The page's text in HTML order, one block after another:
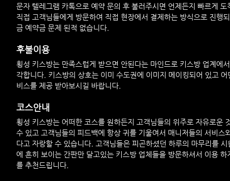
문자 텔레그램 카톡으로 예약 문의 후 불러주시면 언제든지 빠르게
직접 고객님들에게 방문하여 직접 현장에서 결제하는 방식으로 진행
금 예약금 문제 된적 없습니다.
후불이용
횡성 키스방는 만족스럽게 받으면 안된다는 마인드로 키스방 업계에
각합니다. 키스방의 상호는 이미 수도권에 이미지 메이킹되어 있고
비스를 제공 받아보시길 바랍니다.
코스안내
횡성 키스방는 어떠한 코스를 원하든지 고객님들의 위주로 자유로운
수 있고 고객님들의 피드백에 항상 귀를 기울여서 매니저들의 서비스
다고 자랑할 수 있습니다. 고객님들은 피곤하셨던 하루의 마무리를
에 흔히 보이는 간판만 달고있는 키스방 업체들을 방문하셔서 이용
를 추천드립니다.